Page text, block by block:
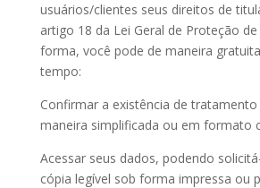
usuários/clientes seus direitos de
artigo 18 da Lei Geral de Proteção
forma, você pode de maneira
tempo:
Confirmar a existência de
maneira simplificada ou em formato
Acessar seus dados, podendo
cópia legível sob forma impressa ou